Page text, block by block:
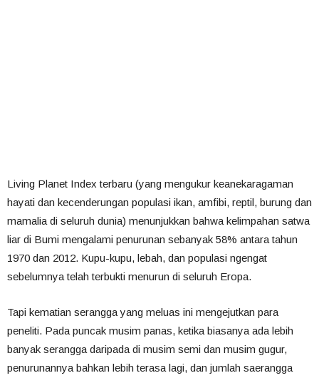
Living Planet Index terbaru (yang mengukur keanekaragaman
hayati dan kecenderungan populasi ikan, amfibi, reptil, burung dan
mamalia di seluruh dunia) menunjukkan bahwa kelimpahan satwa
liar di Bumi mengalami penurunan sebanyak 58% antara tahun
1970 dan 2012. Kupu-kupu, lebah, dan populasi ngengat
sebelumnya telah terbukti menurun di seluruh Eropa.
Tapi kematian serangga yang meluas ini mengejutkan para
peneliti. Pada puncak musim panas, ketika biasanya ada lebih
banyak serangga daripada di musim semi dan musim gugur,
penurunannya bahkan lebih terasa lagi, dan jumlah saerangga